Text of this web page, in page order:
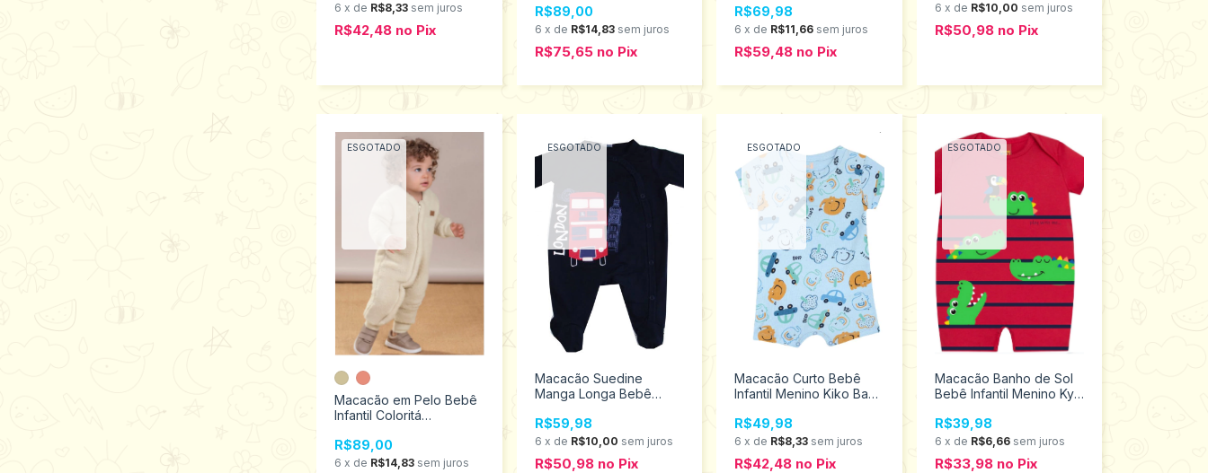
6 x de R$8,33 sem juros
R$42,48 no Pix
2001126
R$89,00
6 x de R$14,83 sem juros
R$75,65 no Pix
M ao G 2001123
R$69,98
6 x de R$11,66 sem juros
R$59,48 no Pix
6 x de R$10,00 sem juros
R$50,98 no Pix
ESGOTADO
Macacão em Pelo Bebê
Infantil Coloritá
70078
R$89,00
6 x de R$14,83 sem juros
ESGOTADO
Macacão Suedine
Manga Longa Bebê
Tamanhos RN ao G
10181503
R$59,98
6 x de R$10,00 sem juros
R$50,98 no Pix
ESGOTADO
Macacão Curto Bebê
Infantil Menino Kiko Baby
R$49,98
6 x de R$8,33 sem juros
R$42,48 no Pix
ESGOTADO
Macacão Banho de Sol
Bebê Infantil Menino Kyly
R$39,98
6 x de R$6,66 sem juros
R$33,98 no Pix